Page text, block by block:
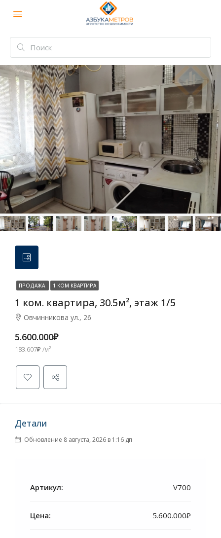
ПРОДАЖА 1 КОМ КВАРТИРА
1 ком. квартира, 30.5м², этаж 1/5
Овчинникова ул., 26
5.600.000₽
183.607₽ /м²
Детали
Обновление 8 августа, 2026 в 1:16 дп
Артикул: V700
Цена: 5.600.000₽